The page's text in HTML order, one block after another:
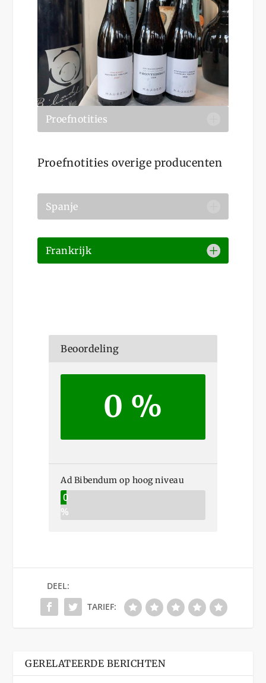
Proefnotities
Proefnotities overige producenten
Spanje
Frankrijk
Beoordeling
0 %
Ad Bibendum op hoog niveau
0
%
DEEL:
TARIEF:
GERELATEERDE BERICHTEN